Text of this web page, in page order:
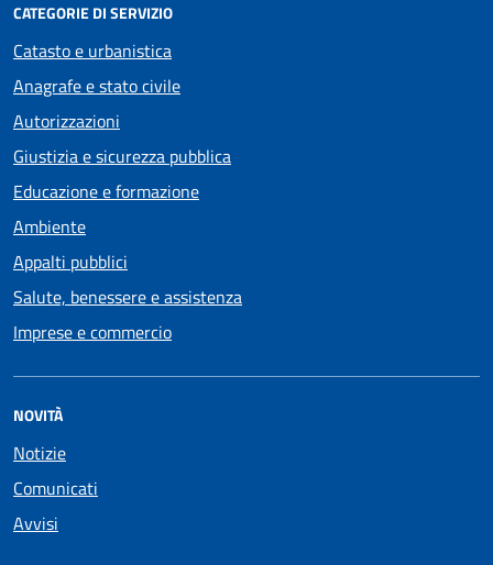
CATEGORIE DI SERVIZIO
Catasto e urbanistica
Anagrafe e stato civile
Autorizzazioni
Giustizia e sicurezza pubblica
Educazione e formazione
Ambiente
Appalti pubblici
Salute, benessere e assistenza
Imprese e commercio
NOVITÀ
Notizie
Comunicati
Avvisi